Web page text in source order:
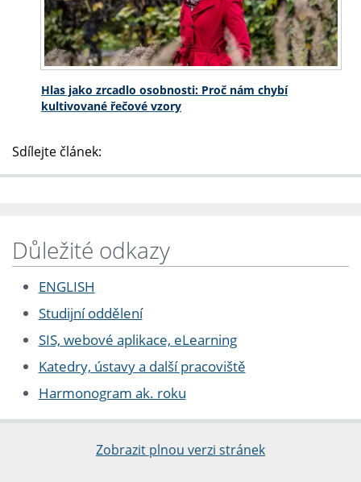
Hlas jako zrcadlo osobnosti: Proč nám chybí
kultivované řečové vzory
Sdílejte článek:
Důležité odkazy
ENGLISH
Studijní oddělení
SIS, webové aplikace, eLearning
Katedry, ústavy a další pracoviště
Harmonogram ak. roku
Zobrazit plnou verzi stránek